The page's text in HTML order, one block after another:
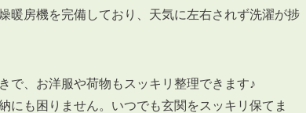
賃貸仲介会社様向け物件検索ログイン
お問い合わせ
暖房機を完備しており、天気に左右されず洗濯が捗
で、お洋服や荷物もスッキリ整理できます♪
にも困りません。いつでも玄関をスッキリ保てま